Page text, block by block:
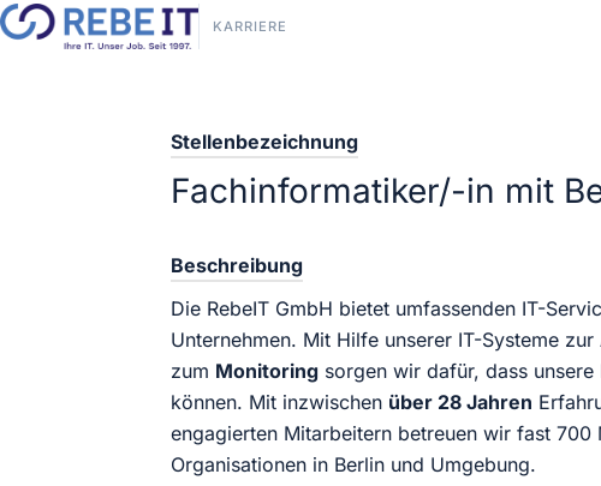
KARRIERE
Stellenbezeichnung
Fachinformatiker/-in mit
Beschreibung
Die RebeIT GmbH bietet umfassenden IT-
Unternehmen. Mit Hilfe unserer IT-Systeme zur
zum Monitoring sorgen wir dafür, dass
können. Mit inzwischen über 28 Jahren
engagierten Mitarbeitern betreuen wir fast 700
Organisationen in Berlin und Umgebung.